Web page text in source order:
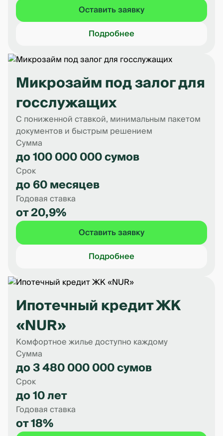
Оставить заявку
Подробнее
Микрозайм под залог для
госслужащих
С пониженной ставкой, минимальным пакетом
документов и быстрым решением
Сумма
до 100 000 000 сумов
Срок
до 60 месяцев
Годовая ставка
от 20,9%
Оставить заявку
Подробнее
Ипотечный кредит ЖК
«NUR»
Комфортное жилье доступно каждому
Сумма
до 3 480 000 000 сумов
Срок
до 10 лет
Годовая ставка
от 18%